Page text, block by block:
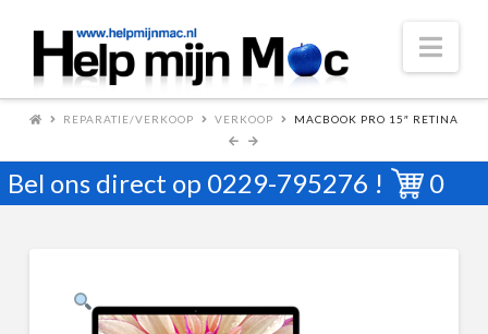
REPARATIE/VERKOOP VERKOOP MACBOOK PRO 15″ RETINA
Bel ons direct op 0229-795276 ! 0